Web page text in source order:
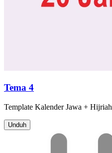
Tema 4
Template Kalender Jawa + Hijriah
Unduh